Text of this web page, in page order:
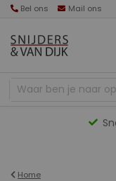
Bel ons Mail ons
Home